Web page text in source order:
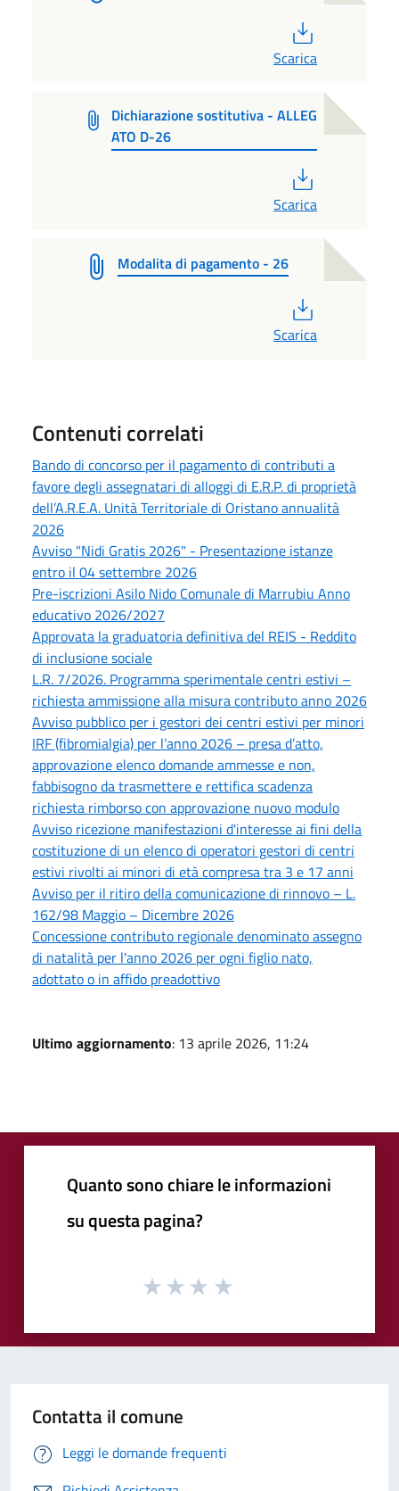
Scarica
Dichiarazione sostitutiva - ALLEG
ATO D-26
Scarica
Modalita di pagamento - 26
Scarica
Contenuti correlati
Bando di concorso per il pagamento di contributi a
favore degli assegnatari di alloggi di E.R.P. di proprietà
dell’A.R.E.A. Unità Territoriale di Oristano annualità
2026
Avviso "Nidi Gratis 2026" - Presentazione istanze
entro il 04 settembre 2026
Pre-iscrizioni Asilo Nido Comunale di Marrubiu Anno
educativo 2026/2027
Approvata la graduatoria definitiva del REIS - Reddito
di inclusione sociale
L.R. 7/2026. Programma sperimentale centri estivi –
richiesta ammissione alla misura contributo anno 2026
Avviso pubblico per i gestori dei centri estivi per minori
IRF (fibromialgia) per l’anno 2026 – presa d’atto,
approvazione elenco domande ammesse e non,
fabbisogno da trasmettere e rettifica scadenza
richiesta rimborso con approvazione nuovo modulo
Avviso ricezione manifestazioni d'interesse ai fini della
costituzione di un elenco di operatori gestori di centri
estivi rivolti ai minori di età compresa tra 3 e 17 anni
Avviso per il ritiro della comunicazione di rinnovo – L.
162/98 Maggio – Dicembre 2026
Concessione contributo regionale denominato assegno
di natalità per l'anno 2026 per ogni figlio nato,
adottato o in affido preadottivo
Ultimo aggiornamento: 13 aprile 2026, 11:24
Quanto sono chiare le informazioni
su questa pagina?
Contatta il comune
Leggi le domande frequenti